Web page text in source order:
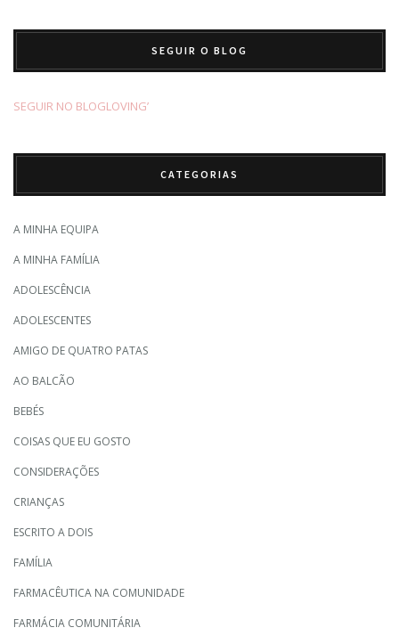
SEGUIR O BLOG
SEGUIR NO BLOGLOVING’
CATEGORIAS
A MINHA EQUIPA
A MINHA FAMÍLIA
ADOLESCÊNCIA
ADOLESCENTES
AMIGO DE QUATRO PATAS
AO BALCÃO
BEBÉS
COISAS QUE EU GOSTO
CONSIDERAÇÕES
CRIANÇAS
ESCRITO A DOIS
FAMÍLIA
FARMACÊUTICA NA COMUNIDADE
FARMÁCIA COMUNITÁRIA